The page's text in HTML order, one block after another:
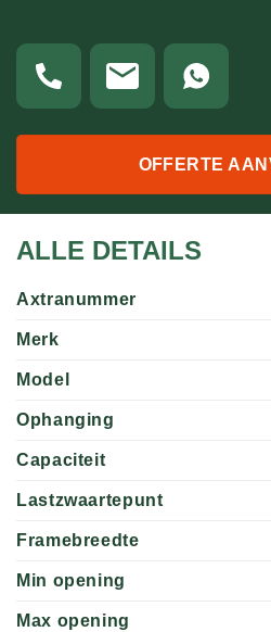
OFFERTE
ALLE DETAILS
Axtranummer
Merk
Model
Ophanging
Capaciteit
Lastzwaartepunt
Framebreedte
Min opening
Max opening